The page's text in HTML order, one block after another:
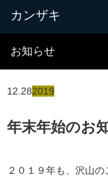
お知らせ
12.282019
年末年始のお
２０１９年も、沢山の